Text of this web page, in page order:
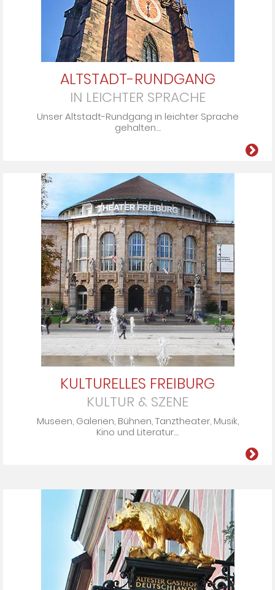
ALTSTADT-RUNDGANG
IN LEICHTER SPRACHE
Un­ser Alt­stadt-Rund­gang in leich­ter Spra­che
ge­hal­ten....
KULTURELLES FREIBURG
KULTUR & SZENE
Mu­seen, Ga­le­rien, Büh­nen, Tanz­the­ater, Mu­sik,
Ki­no und Li­te­ra­tur....